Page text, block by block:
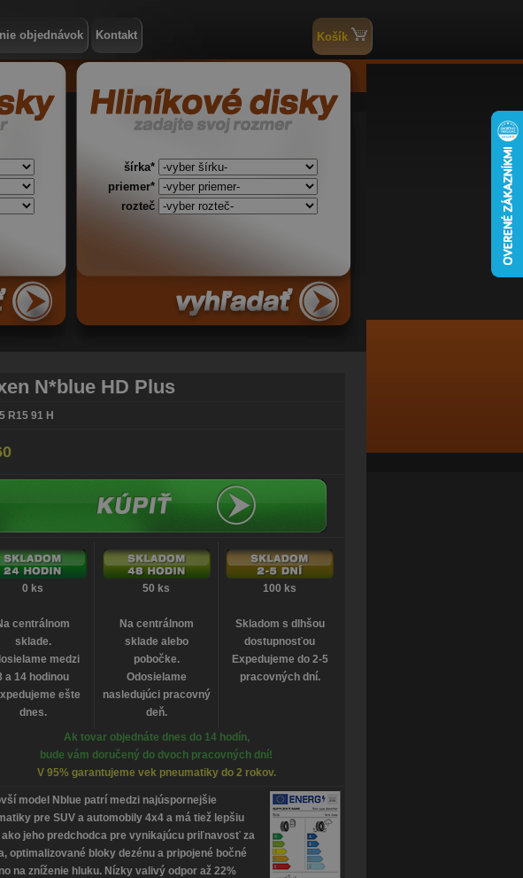
objednávok Kontakt Košík
šírka*
priemer*
rozteč
N*blue HD Plus
R15 91 H
0 ks
centrálnom
sklade.
medzi
a 14 hodinou
ešte
dnes.
50 ks
Na centrálnom
sklade alebo
pobočke.
Odosielame
nasledujúci pracovný
deň.
100 ks
Skladom s dlhšou
dostupnosťou
Expedujeme do 2-5
pracovných dní.
Ak tovar objednáte dnes do 14 hodín,
bude vám doručený do dvoch pracovných dní!
V 95% garantujeme vek pneumatiky do 2 rokov.
model Nblue patrí medzi najúspornejšie
pre SUV a automobily 4x4 a má tiež lepšiu
ako jeho predchodca pre vynikajúcu priľnavosť za
optimalizované bloky dezénu a pripojené bočné
na zníženie hluku. Nízky valivý odpor až 22%